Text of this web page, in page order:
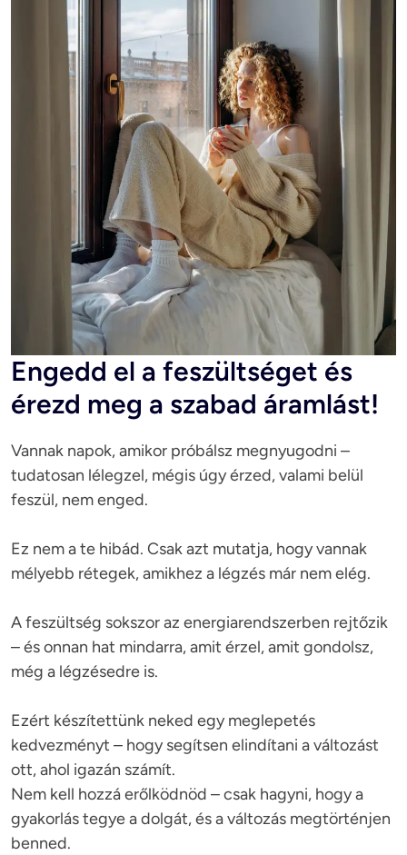
Engedd el a feszültséget és
érezd meg a szabad áramlást!
Vannak napok, amikor próbálsz megnyugodni –
tudatosan lélegzel, mégis úgy érzed, valami belül
feszül, nem enged.
Ez nem a te hibád. Csak azt mutatja, hogy vannak
mélyebb rétegek, amikhez a légzés már nem elég.
A feszültség sokszor az energiarendszerben rejtőzik
– és onnan hat mindarra, amit érzel, amit gondolsz,
még a légzésedre is.
Ezért készítettünk neked egy meglepetés
kedvezményt – hogy segítsen elindítani a változást
ott, ahol igazán számít.
Nem kell hozzá erőlködnöd – csak hagyni, hogy a
gyakorlás tegye a dolgát, és a változás megtörténjen
benned.